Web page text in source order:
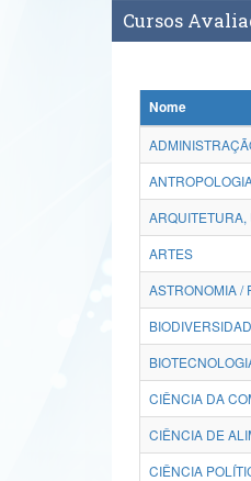
Cursos
Nome
ARTES
ASTRONOMIA /
CIÊNCIA DA
CIÊNCIA DE
CIÊNCIA